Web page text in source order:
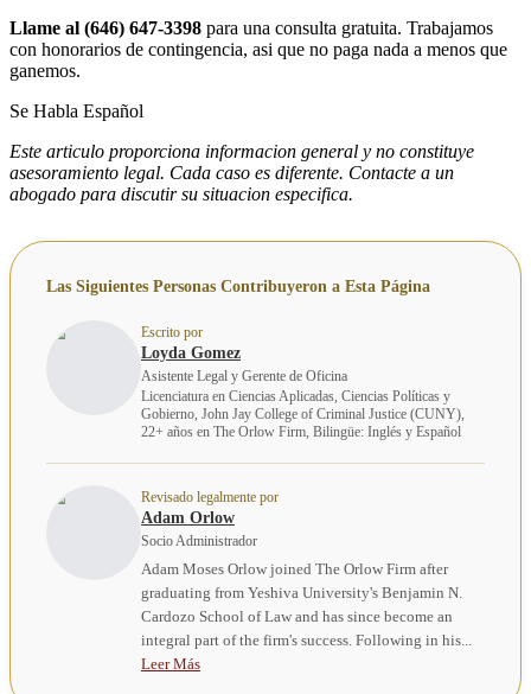
Llame al (646) 647-3398 para una consulta gratuita. Trabajamos
con honorarios de contingencia, asi que no paga nada a menos que
ganemos.
Se Habla Español
Este articulo proporciona informacion general y no constituye
asesoramiento legal. Cada caso es diferente. Contacte a un
abogado para discutir su situacion especifica.
Las Siguientes Personas Contribuyeron a Esta Página
Escrito por
Loyda Gomez
Asistente Legal y Gerente de Oficina
Licenciatura en Ciencias Aplicadas, Ciencias Políticas y
Gobierno, John Jay College of Criminal Justice (CUNY),
22+ años en The Orlow Firm, Bilingüe: Inglés y Español
Revisado legalmente por
Adam Orlow
Socio Administrador
Adam Moses Orlow joined The Orlow Firm after
graduating from Yeshiva University's Benjamin N.
Cardozo School of Law and has since become an
integral part of the firm's success. Following in his...
Leer Más